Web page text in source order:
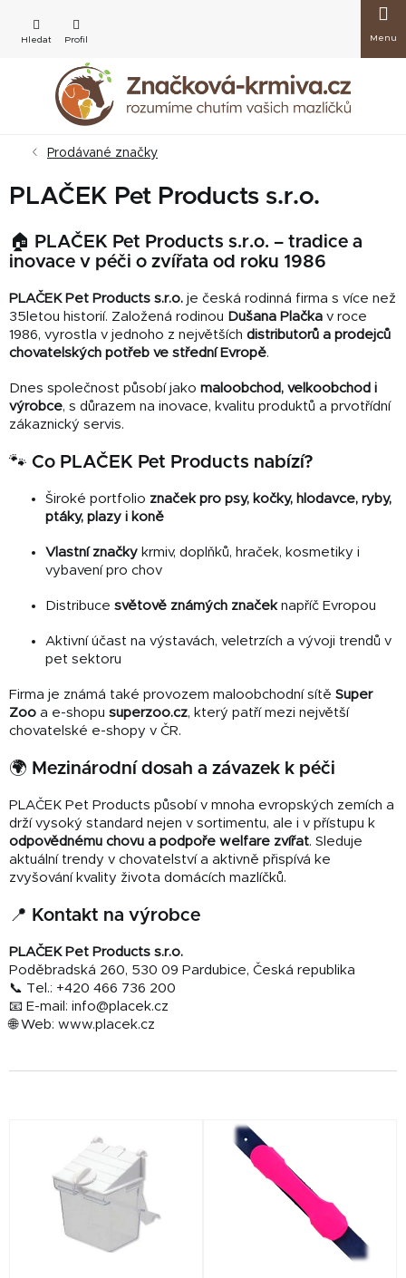
obsah
košík
Prodávané značky
PLAČEK Pet Products s.r.o.
🏠 PLAČEK Pet Products s.r.o. – tradice a
inovace v péči o zvířata od roku 1986
PLAČEK Pet Products s.r.o. je česká rodinná firma s více než
35letou historií. Založená rodinou Dušana Plačka v roce
1986, vyrostla v jednoho z největších distributorů a prodejců
chovatelských potřeb ve střední Evropě.
Dnes společnost působí jako maloobchod, velkoobchod i
výrobce, s důrazem na inovace, kvalitu produktů a prvotřídní
zákaznický servis.
🐾 Co PLAČEK Pet Products nabízí?
Široké portfolio značek pro psy, kočky, hlodavce, ryby,
ptáky, plazy i koně
Vlastní značky krmiv, doplňků, hraček, kosmetiky i
vybavení pro chov
Distribuce světově známých značeknapříč Evropou
Aktivní účast na výstavách, veletrzích a vývoji trendů v
pet sektoru
Firma je známá také provozem maloobchodní sítě Super
Zoo a e-shopu superzoo.cz, který patří mezi největší
chovatelské e-shopy v ČR.
🌍 Mezinárodní dosah a závazek k péči
PLAČEK Pet Products působí v mnoha evropských zemích a
drží vysoký standard nejen v sortimentu, ale i v přístupu k
odpovědnému chovu a podpoře welfare zvířat. Sleduje
aktuální trendy v chovatelství a aktivně přispívá ke
zvyšování kvality života domácích mazlíčků.
📍 Kontakt na výrobce
PLAČEK Pet Products s.r.o.
Poděbradská 260, 530 09 Pardubice, Česká republika
📞 Tel.: +420 466 736 200
📧 E-mail: info@placek.cz
🌐 Web: www.placek.cz